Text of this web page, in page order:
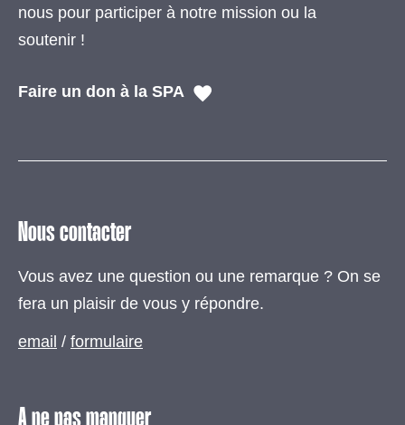
nous pour participer à notre mission ou la
soutenir !
Faire un don à la SPA
Nous contacter
Vous avez une question ou une remarque ? On se
fera un plaisir de vous y répondre.
email / formulaire